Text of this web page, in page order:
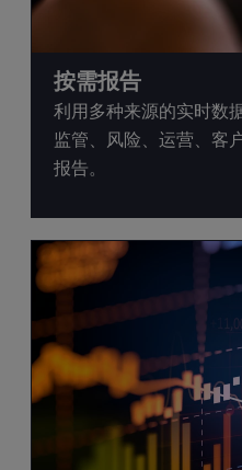
按需报告
利用多种来源的实时数
监管、风险、运营、客
报告。